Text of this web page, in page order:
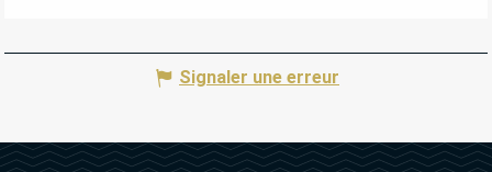
Signaler une erreur